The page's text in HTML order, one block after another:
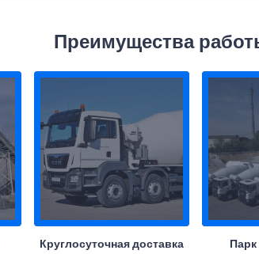
Преимущества
Круглосуточная доставка